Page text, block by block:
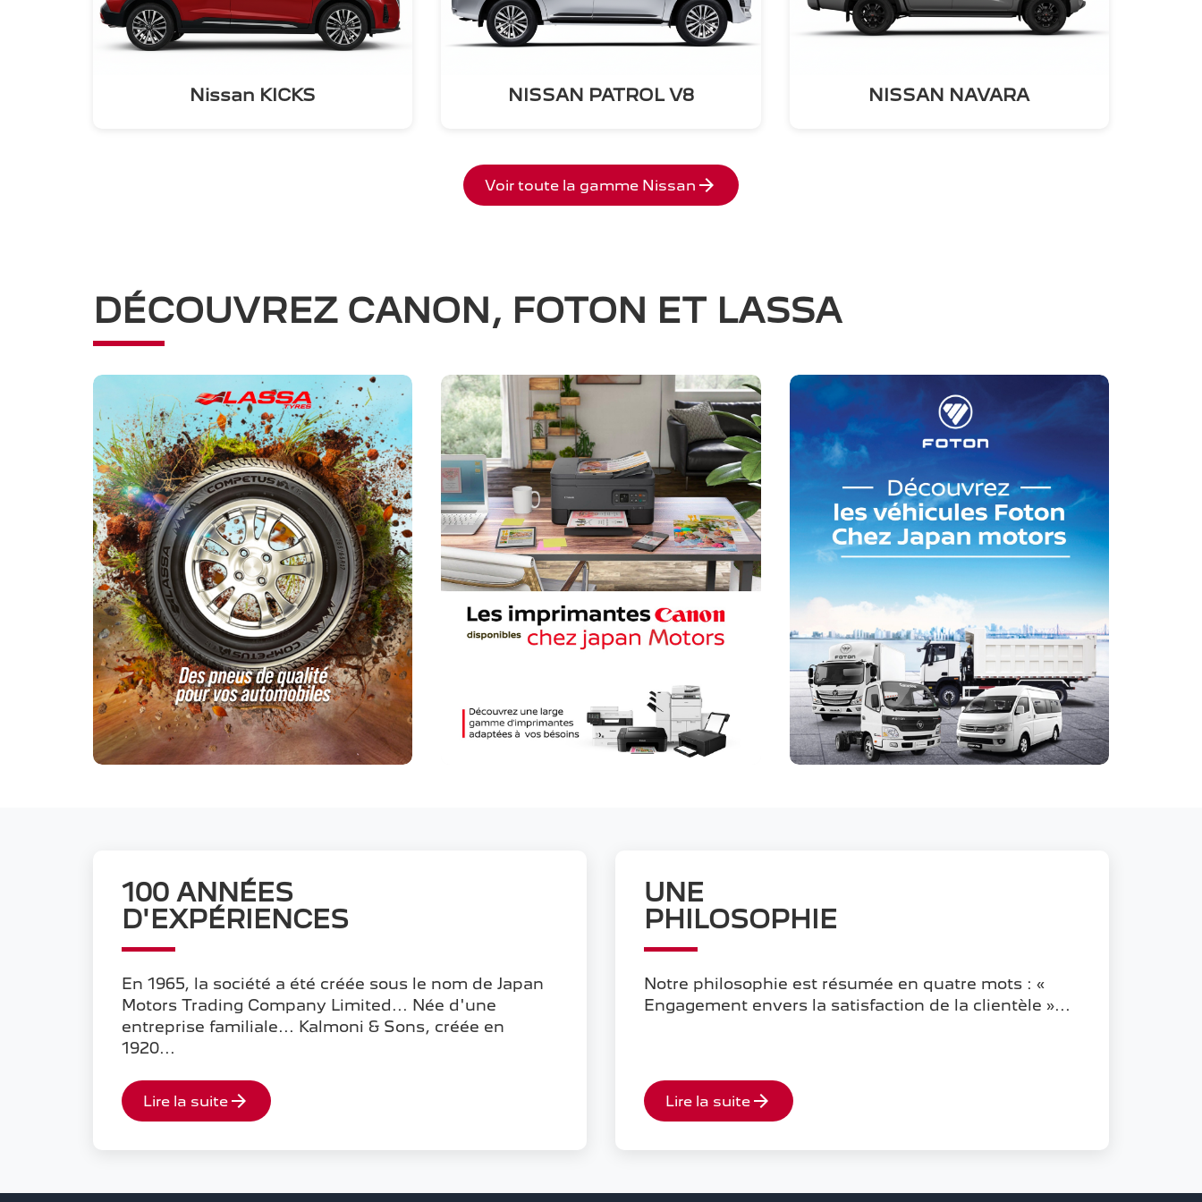
Nissan KICKS NISSAN PATROL V8 NISSAN NAVARA
Voir toute la gamme Nissan arrow_forward
DÉCOUVREZ CANON, FOTON ET LASSA
100 ANNÉES
D'EXPÉRIENCES
En 1965, la société a été créée sous le nom de Japan
Motors Trading Company Limited... Née d'une
entreprise familiale... Kalmoni & Sons, créée en
1920...
Lire la suite arrow_forward
UNE
PHILOSOPHIE
Notre philosophie est résumée en quatre mots : «
Engagement envers la satisfaction de la clientèle »...
Lire la suite arrow_forward